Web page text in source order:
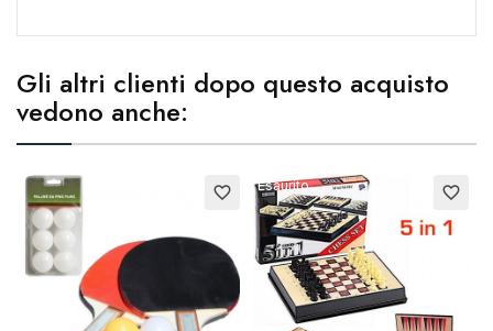
Gli altri clienti dopo questo acquisto
vedono anche:
favorite_border Esaurito favorite_border
Annulla